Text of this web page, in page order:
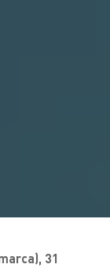
31